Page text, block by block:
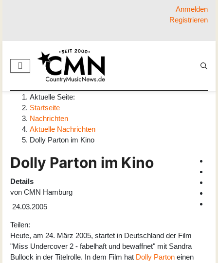
Anmelden
Registrieren
Aktuelle Seite:
Startseite
Nachrichten
Aktuelle Nachrichten
Dolly Parton im Kino
Dolly Parton im Kino
Details
von CMN Hamburg
24.03.2005
Teilen:
Heute, am 24. März 2005, startet in Deutschland der Film
"Miss Undercover 2 - fabelhaft und bewaffnet" mit Sandra
Bullock in der Titelrolle. In dem Film hat Dolly Parton einen